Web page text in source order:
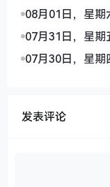
08月01日，星期
07月31日，星期
07月30日，星期
发表评论